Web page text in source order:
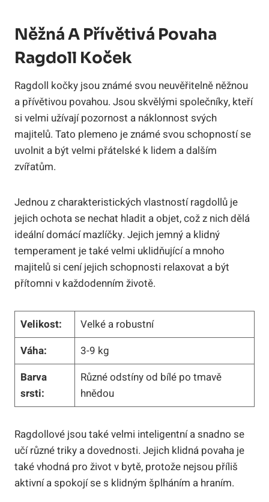
Něžná⁤ A Přívětivá Povaha
Ragdoll Koček
Ragdoll ‍kočky jsou známé ⁣svou neuvěřitelně něžnou
a přívětivou povahou. ​Jsou skvělými společníky, ‍kteří
si velmi užívají pozornost a náklonnost⁤ svých
majitelů. Tato plemeno je známé svou​ schopností se
uvolnit a být velmi‍ přátelské k lidem ⁣a dalším
zvířatům.
Jednou ⁤z charakteristických vlastností ragdollů je
jejich ochota ‍se nechat hladit a objet, ​což z nich dělá
ideální domácí mazlíčky. Jejich jemný a‌ klidný
temperament je také velmi uklidňující a mnoho
majitelů si cení jejich schopnosti relaxovat a být
přítomni v‌ každodenním životě.
Velikost:
Velké a robustní
Váha:
3-9 kg
Barva⁣
srsti:
Různé odstíny od bílé po tmavě
hnědou
Ragdollové jsou také velmi inteligentní a snadno se
učí různé triky a dovednosti. Jejich klidná povaha je
také vhodná pro život ​v bytě, protože nejsou příliš
aktivní a spokojí se s klidným šplháním a hraním.